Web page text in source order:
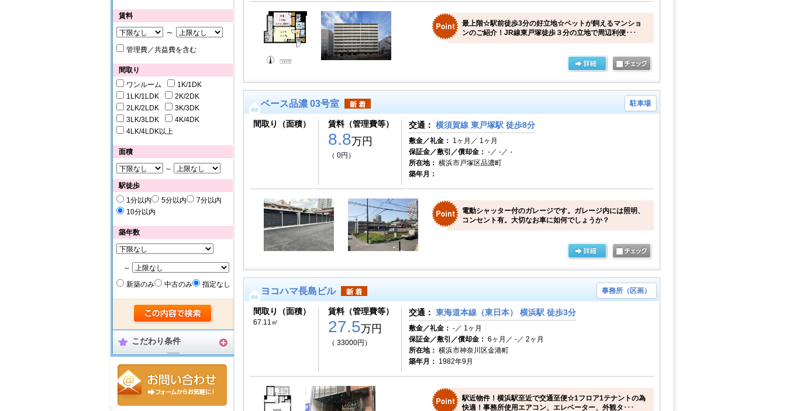
賃料
～
管理費／共益費を含む
間取り
ワンルーム
1K/1DK
1LK/1LDK
2K/2DK
2LK/2LDK
3K/3DK
3LK/3LDK
4K/4DK
4LK/4LDK以上
面積
～
駅徒歩
1分以内
5分以内
7分以内
10分以内
築年数
～
新築のみ
中古のみ 指定なし
こだわり条件
最上階☆駅前徒歩3分の好立地☆ペットが飼えるマンショ
ンのご紹介！JR線東戸塚徒歩３分の立地で周辺利便･･･
ベース品濃 03号室 駐車場
間取り（面積） 賃料（管理費等）
8.8万円
（ 0円）
交通： 横須賀線 東戸塚駅 徒歩8分
敷金／礼金： 1ヶ月／ 1ヶ月
保証金／敷引／償却金： -／ -／ -
所在地： 横浜市戸塚区品濃町
築年月：
電動シャッター付のガレージです。ガレージ内には照明、
コンセント有。大切なお車に如何でしょうか？
ヨコハマ長島ビル 事務所（区画）
間取り（面積）
67.11㎡
賃料（管理費等）
27.5万円
（ 33000円）
交通： 東海道本線（東日本） 横浜駅 徒歩3分
敷金／礼金： -／ 1ヶ月
保証金／敷引／償却金： 6ヶ月／ -／ 2ヶ月
所在地： 横浜市神奈川区金港町
築年月： 1982年9月
駅近物件！横浜駅至近で交通至便☆1フロア1テナントの為
快適！事務所使用エアコン、エレベーター、外観タ･･･